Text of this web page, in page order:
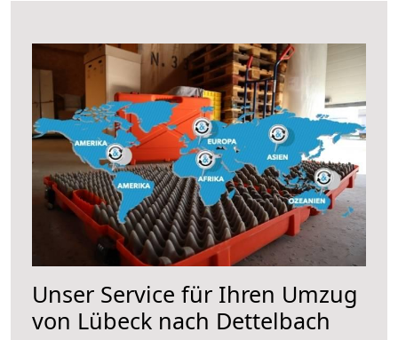
Unser Service für Ihren Umzug
von Lübeck nach Dettelbach